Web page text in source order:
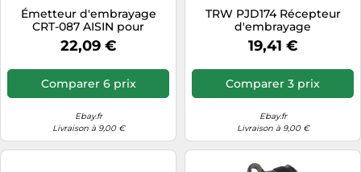
Émetteur d'embrayage
CRT-087 AISIN pour
TOYOTA AVENSIS A trois
volumes AVENSIS
22,09 €
Comparer 6 prix
Ebay.fr
Livraison à 9,00 €
TRW PJD174 Récepteur
d'embrayage
19,41 €
Comparer 3 prix
Ebay.fr
Livraison à 9,00 €